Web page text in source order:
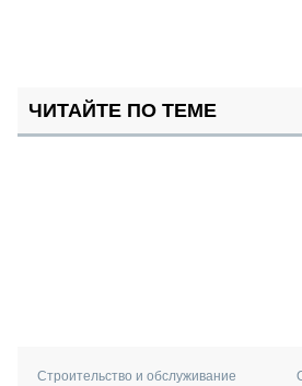
ЧИТАЙТЕ ПО ТЕМЕ
Строительство и обслуживание